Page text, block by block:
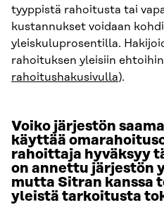
tyyppistä rahoitusta tai
kustannukset voidaan
yleiskuluprosentilla.
rahoituksen yleisiin
rahoitushakusivulla).
Voiko järjestön
käyttää
rahoittaja hyväksyy
on annettu järjestön
mutta Sitran kanssa
yleistä tarkoitusta